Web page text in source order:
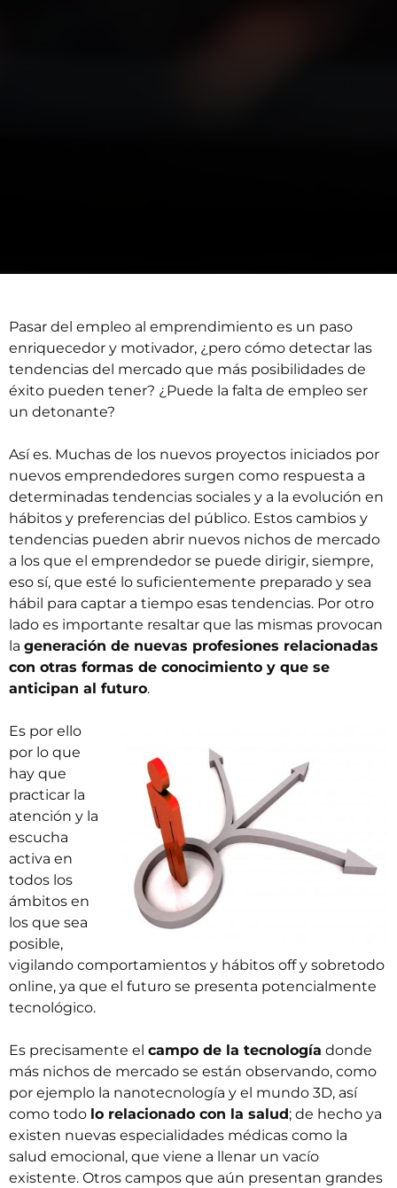
Pasar del empleo al emprendimiento es un paso
enriquecedor y motivador, ¿pero cómo detectar las
tendencias del mercado que más posibilidades de
éxito pueden tener? ¿Puede la falta de empleo ser
un detonante?
Así es. Muchas de los nuevos proyectos iniciados por
nuevos emprendedores surgen como respuesta a
determinadas tendencias sociales y a la evolución en
hábitos y preferencias del público. Estos cambios y
tendencias pueden abrir nuevos nichos de mercado
a los que el emprendedor se puede dirigir, siempre,
eso sí, que esté lo suficientemente preparado y sea
hábil para captar a tiempo esas tendencias. Por otro
lado es importante resaltar que las mismas provocan
la generación de nuevas profesiones relacionadas
con otras formas de conocimiento y que se
anticipan al futuro.
Es por ello
por lo que
hay que
practicar la
atención y la
escucha
activa en
todos los
ámbitos en
los que sea
posible,
vigilando comportamientos y hábitos off y sobretodo
online, ya que el futuro se presenta potencialmente
tecnológico.
Es precisamente el campo de la tecnología donde
más nichos de mercado se están observando, como
por ejemplo la nanotecnología y el mundo 3D, así
como todo lo relacionado con la salud; de hecho ya
existen nuevas especialidades médicas como la
salud emocional, que viene a llenar un vacío
existente. Otros campos que aún presentan grandes